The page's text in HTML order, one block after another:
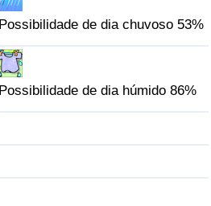
Possibilidade de dia chuvoso 53%
Possibilidade de dia húmido 86%